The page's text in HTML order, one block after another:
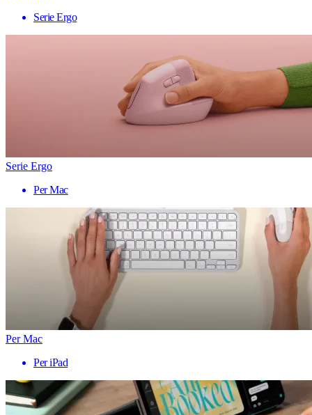
Serie Ergo
Serie Ergo
Per Mac
Per Mac
Per iPad